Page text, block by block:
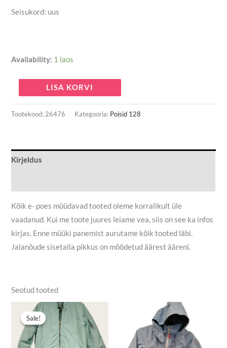
Seisukord: uus
Availability: 1 laos
LISA KORVI
Tootekood: 26476 Kategooria: Poisid 128
Kirjeldus
Kõik e- poes müüdavad tooted oleme korralikult üle
vaadanud. Kui me toote juures leiame vea, siis on see ka infos
kirjas. Enne müüki panemist aurutame kõik tooted läbi.
Jalanõude sisetalla pikkus on mõõdetud äärest ääreni.
Seotud tooted
Sale!
Sale!
Algne
hind
oli:
18,90 €.
Praegune
hind
on:
12,00 €.